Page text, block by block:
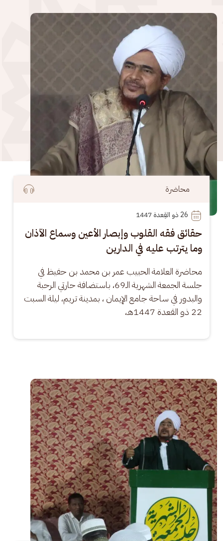
الصورة
محاضرة
26 ذو القِعدة 1447
حقائق فقه القلوب وإبصار الأعين وسماع الآذان
وما يترتب عليه في الدارين
محاضرة العلامة الحبيب عمر بن محمد بن حفيظ في
جلسة الجمعة الشهرية الـ69، باستضافة حارتي الرحبة
والبدور في ساحة جامع الإيمان ، بمدينة تريم، ليلة السبت
22 ذو القعدة 1447هـ،
الصورة